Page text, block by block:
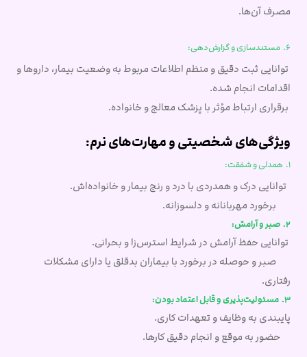
مصرف آن‌ها.
6. مستندسازی و گزارش‌دهی:
توانایی ثبت دقیق و منظم اطلاعات مربوط به وضعیت بیمار، داروها و
اقدامات انجام شده.
برقراری ارتباط مؤثر با پزشک معالج و خانواده.
ویژگی‌های شخصیتی و مهارت‌های نرم:
1. همدلی و شفقت:
توانایی درک و همدردی با درد و رنج بیمار و خانواده‌اش.
برخورد مهربانانه و دلسوزانه.
2. صبر و آرامش:
توانایی حفظ آرامش در شرایط استرس‌زا و بحرانی.
صبر و حوصله در برخورد با بیماران بدقلق یا دارای مشکلات
رفتاری.
3. مسئولیت‌پذیری و قابل اعتماد بودن:
پایبندی به وظایف و تعهدات کاری.
حضور به موقع و انجام دقیق کارها.